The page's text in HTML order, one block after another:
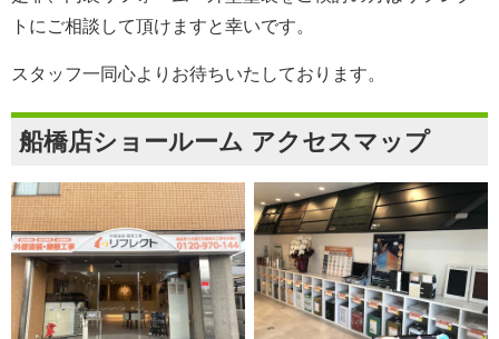
ト にご相談して頂けますと幸いです。
スタッフ一同心よりお待ちいたしております。
船橋店ショールーム アクセスマップ